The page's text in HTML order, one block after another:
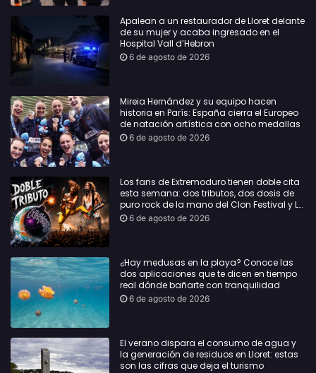
Apalean a un restaurador de Lloret delante
de su mujer y acaba ingresado en el
Hospital Vall d’Hebron
6 de agosto de 2026
Mireia Hernández y su equipo hacen
historia en París: España cierra el Europeo
de natación artística con ocho medallas
6 de agosto de 2026
Los fans de Extremoduro tienen doble cita
esta semana: dos tributos, dos dosis de
puro rock de la mano del Clon Festival y La
Jarana
6 de agosto de 2026
¿Hay medusas en la playa? Conoce las
dos aplicaciones que te dicen en tiempo
real dónde bañarte con tranquilidad
6 de agosto de 2026
El verano dispara el consumo de agua y
la generación de residuos en Lloret: estas
son las cifras que deja el turismo